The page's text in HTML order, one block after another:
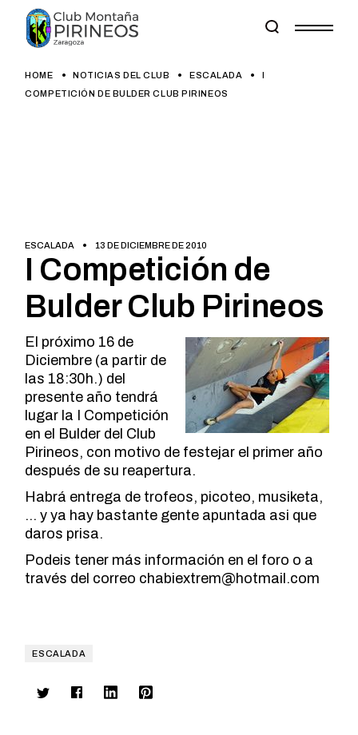
content
HOME NOTICIAS DEL CLUB ESCALADA
I
COMPETICIÓN DE BULDER CLUB PIRINEOS
ESCALADA 13 DE DICIEMBRE DE 2010
I Competición de
Bulder Club Pirineos
El próximo 16 de
Diciembre (a partir de
las 18:30h.) del
presente año tendrá
lugar la I Competición
en el Bulder del Club
Pirineos, con motivo de festejar el primer año
después de su reapertura.
Habrá entrega de trofeos, picoteo, musiketa,
… y ya hay bastante gente apuntada asi que
daros prisa.
Podeis tener más información en el foro o a
través del correo chabiextrem@hotmail.com
ESCALADA